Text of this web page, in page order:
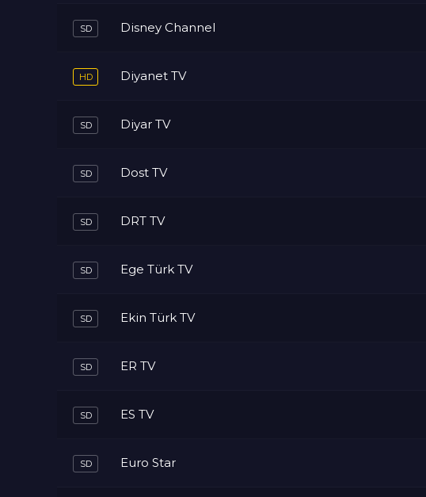
Disney Channel
Diyanet TV
Diyar TV
Dost TV
DRT TV
Ege Türk TV
Ekin Türk TV
ER TV
ES TV
Euro Star